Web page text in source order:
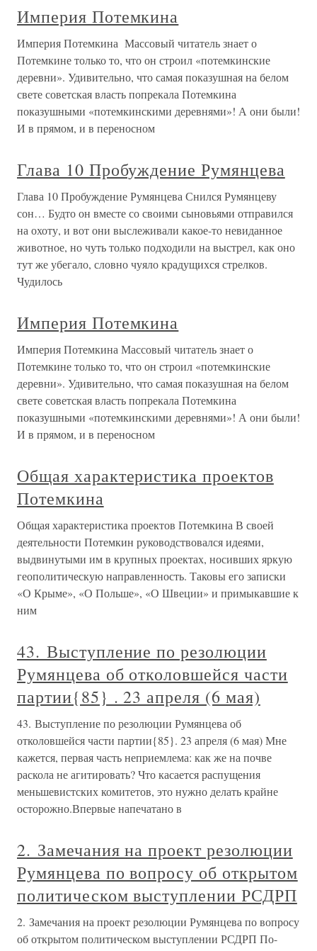
Империя Потемкина
Империя Потемкина Массовый читатель знает о
Потемкине только то, что он строил «потемкинские
деревни». Удивительно, что самая показушная на белом
свете советская власть попрекала Потемкина
показушными «потемкинскими деревнями»! А они были!
И в прямом, и в переносном
Глава 10 Пробуждение Румянцева
Глава 10 Пробуждение Румянцева Снился Румянцеву
сон… Будто он вместе со своими сыновьями отправился
на охоту, и вот они выслеживали какое-то невиданное
животное, но чуть только подходили на выстрел, как оно
тут же убегало, словно чуяло крадущихся стрелков.
Чудилось
Империя Потемкина
Империя Потемкина Массовый читатель знает о
Потемкине только то, что он строил «потемкинские
деревни». Удивительно, что самая показушная на белом
свете советская власть попрекала Потемкина
показушными «потемкинскими деревнями»! А они были!
И в прямом, и в переносном
Общая характеристика проектов
Потемкина
Общая характеристика проектов Потемкина В своей
деятельности Потемкин руководствовался идеями,
выдвинутыми им в крупных проектах, носивших яркую
геополитическую направленность. Таковы его записки
«О Крыме», «О Польше», «О Швеции» и примыкавшие к
ним
43. Выступление по резолюции
Румянцева об отколовшейся части
партии{85} . 23 апреля (6 мая)
43. Выступление по резолюции Румянцева об
отколовшейся части партии{85}. 23 апреля (6 мая) Мне
кажется, первая часть неприемлема: как же на почве
раскола не агитировать? Что касается распущения
меньшевистских комитетов, это нужно делать крайне
осторожно.Впервые напечатано в
2. Замечания на проект резолюции
Румянцева по вопросу об открытом
политическом выступлении РСДРП
2. Замечания на проект резолюции Румянцева по вопросу
об открытом политическом выступлении РСДРП По-